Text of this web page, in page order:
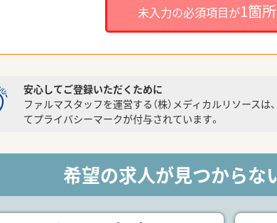
未入力の必須項目が1箇所
安心してご登録いただくために
ファルマスタッフを運営する（株）メディカルリソース
てプライバシーマークが付与されています。
希望の求人が見つから